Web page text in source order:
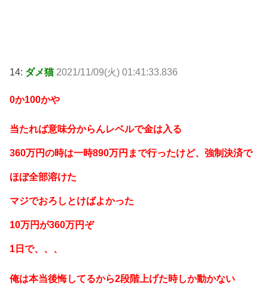
14: ダメ猫 2021/11/09(火) 01:41:33.836
0か100かや
当たれば意味分からんレベルで金は入る
360万円の時は一時890万円まで行ったけど、強制決済で
ほぼ全部溶けた
マジでおろしとけばよかった
10万円が360万円ぞ
1日で、、、
俺は本当後悔してるから2段階上げた時しか動かない